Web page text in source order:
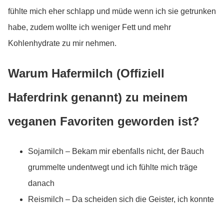
fühlte mich eher schlapp und müde wenn ich sie getrunken
habe, zudem wollte ich weniger Fett und mehr
Kohlenhydrate zu mir nehmen.
Warum Hafermilch (Offiziell
Haferdrink genannt) zu meinem
veganen Favoriten geworden ist?
Sojamilch – Bekam mir ebenfalls nicht, der Bauch
grummelte undentwegt und ich fühlte mich träge
danach
Reismilch – Da scheiden sich die Geister, ich konnte